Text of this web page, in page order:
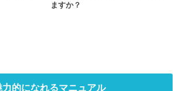
ますか？
力的になれるマニュアル